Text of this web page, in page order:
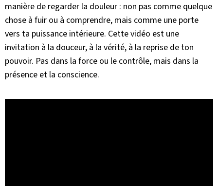
manière de regarder la douleur : non pas comme quelque
chose à fuir ou à comprendre, mais comme une porte
vers ta puissance intérieure. Cette vidéo est une
invitation à la douceur, à la vérité, à la reprise de ton
pouvoir. Pas dans la force ou le contrôle, mais dans la
présence et la conscience.